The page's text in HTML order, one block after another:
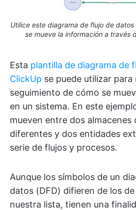
Utilice este diagrama de flujo de
se mueve la información a través
Esta plantilla de diagrama de
ClickUp se puede utilizar para
seguimiento de cómo se
en un sistema. En este
mueven entre dos almacenes
diferentes y dos entidades
serie de flujos y procesos.
Aunque los símbolos de un
datos (DFD) difieren de los
nuestra lista, tienen una